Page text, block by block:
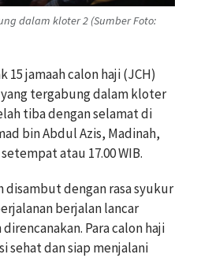
dalam kloter 2 (Sumber Foto:
15 jamaah calon haji (JCH)
tergabung dalam kloter
tiba dengan selamat di
bin Abdul Azis, Madinah,
atau 17.00 WIB.
disambut dengan rasa syukur
berjalan lancar
Para calon haji
sehat dan siap menjalani